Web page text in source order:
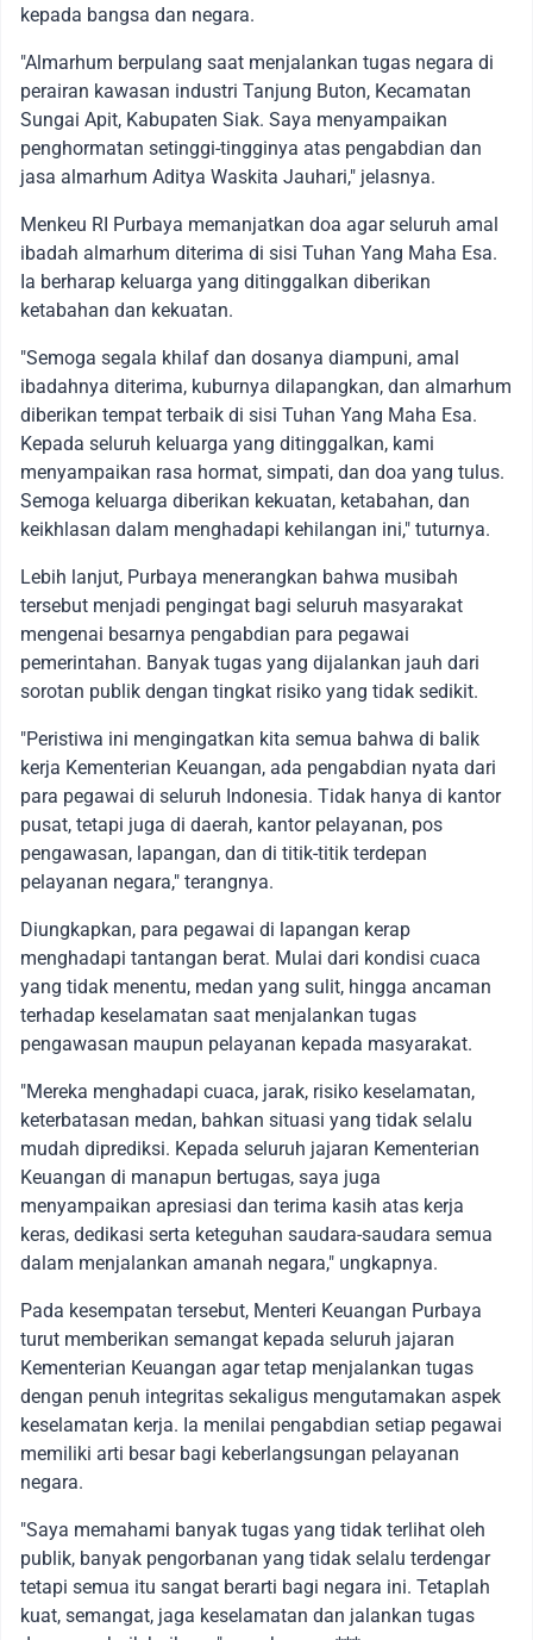
kepada bangsa dan negara.
"Almarhum berpulang saat menjalankan tugas negara di
perairan kawasan industri Tanjung Buton, Kecamatan
Sungai Apit, Kabupaten Siak. Saya menyampaikan
penghormatan setinggi-tingginya atas pengabdian dan
jasa almarhum Aditya Waskita Jauhari," jelasnya.
Menkeu RI Purbaya memanjatkan doa agar seluruh amal
ibadah almarhum diterima di sisi Tuhan Yang Maha Esa.
Ia berharap keluarga yang ditinggalkan diberikan
ketabahan dan kekuatan.
"Semoga segala khilaf dan dosanya diampuni, amal
ibadahnya diterima, kuburnya dilapangkan, dan almarhum
diberikan tempat terbaik di sisi Tuhan Yang Maha Esa.
Kepada seluruh keluarga yang ditinggalkan, kami
menyampaikan rasa hormat, simpati, dan doa yang tulus.
Semoga keluarga diberikan kekuatan, ketabahan, dan
keikhlasan dalam menghadapi kehilangan ini," tuturnya.
Lebih lanjut, Purbaya menerangkan bahwa musibah
tersebut menjadi pengingat bagi seluruh masyarakat
mengenai besarnya pengabdian para pegawai
pemerintahan. Banyak tugas yang dijalankan jauh dari
sorotan publik dengan tingkat risiko yang tidak sedikit.
"Peristiwa ini mengingatkan kita semua bahwa di balik
kerja Kementerian Keuangan, ada pengabdian nyata dari
para pegawai di seluruh Indonesia. Tidak hanya di kantor
pusat, tetapi juga di daerah, kantor pelayanan, pos
pengawasan, lapangan, dan di titik-titik terdepan
pelayanan negara," terangnya.
Diungkapkan, para pegawai di lapangan kerap
menghadapi tantangan berat. Mulai dari kondisi cuaca
yang tidak menentu, medan yang sulit, hingga ancaman
terhadap keselamatan saat menjalankan tugas
pengawasan maupun pelayanan kepada masyarakat.
"Mereka menghadapi cuaca, jarak, risiko keselamatan,
keterbatasan medan, bahkan situasi yang tidak selalu
mudah diprediksi. Kepada seluruh jajaran Kementerian
Keuangan di manapun bertugas, saya juga
menyampaikan apresiasi dan terima kasih atas kerja
keras, dedikasi serta keteguhan saudara-saudara semua
dalam menjalankan amanah negara," ungkapnya.
Pada kesempatan tersebut, Menteri Keuangan Purbaya
turut memberikan semangat kepada seluruh jajaran
Kementerian Keuangan agar tetap menjalankan tugas
dengan penuh integritas sekaligus mengutamakan aspek
keselamatan kerja. Ia menilai pengabdian setiap pegawai
memiliki arti besar bagi keberlangsungan pelayanan
negara.
"Saya memahami banyak tugas yang tidak terlihat oleh
publik, banyak pengorbanan yang tidak selalu terdengar
tetapi semua itu sangat berarti bagi negara ini. Tetaplah
kuat, semangat, jaga keselamatan dan jalankan tugas